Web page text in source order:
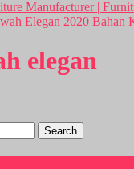
Elegan 2020 Bahan
elegan